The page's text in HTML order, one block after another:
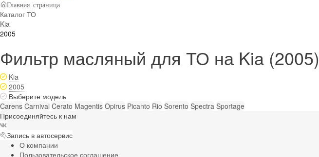
Главная страница
Каталог ТО
Kia
2005
Фильтр масляный для ТО на Kia (2005)
Kia
2005
Выберите модель
Carens Carnival Cerato Magentis Opirus Picanto Rio Sorento Spectra Sportage
Присоединяйтесь к нам
Запись в автосервис
О компании
Пользовательское соглашение